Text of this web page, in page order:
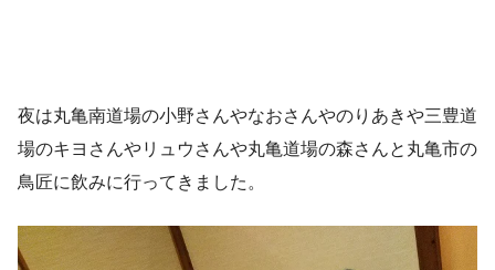
夜は丸亀南道場の小野さんやなおさんやのりあきや三豊道
場のキヨさんやリュウさんや丸亀道場の森さんと丸亀市の
鳥匠に飲みに行ってきました。